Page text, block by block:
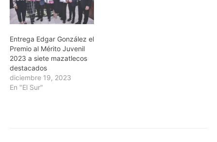
Entrega Edgar González el
Premio al Mérito Juvenil
2023 a siete mazatlecos
destacados
diciembre 19, 2023
En "El Sur"